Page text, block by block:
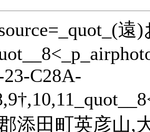
23-C28A-
添田町英彦山,